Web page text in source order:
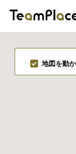
地図を動